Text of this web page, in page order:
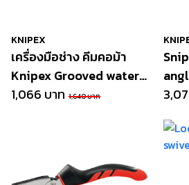
KNIPEX
เครื่องมือช่าง คีมคอม้า
Knipex Grooved water
pumppliers blacked
1,066 บาท 1,640 บาท